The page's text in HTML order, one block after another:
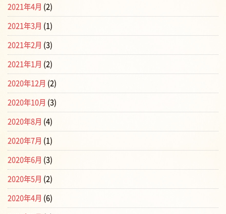
2021年4月 (2)
2021年3月 (1)
2021年2月 (3)
2021年1月 (2)
2020年12月 (2)
2020年10月 (3)
2020年8月 (4)
2020年7月 (1)
2020年6月 (3)
2020年5月 (2)
2020年4月 (6)